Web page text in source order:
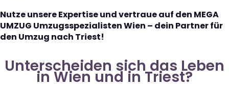
Nutze unsere Expertise und vertraue auf den MEGA
UMZUG Umzugsspezialisten Wien – dein Partner für
den Umzug nach Triest!
Unterscheiden sich das Leben
in Wien und in Triest?